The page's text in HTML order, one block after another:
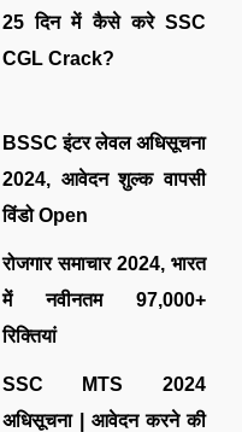
25 दिन में कैसे करे SSC
CGL Crack?
BSSC इंटर लेवल अधिसूचना
2024, आवेदन शुल्क वापसी
विंडो Open
रोजगार समाचार 2024, भारत
में नवीनतम 97,000+
रिक्तियां
SSC MTS 2024
अधिसूचना | आवेदन करने की